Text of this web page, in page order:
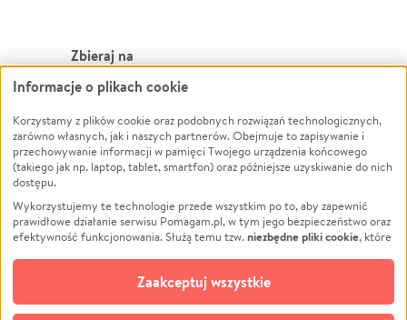
Zbieraj na
Leczenie
Zwierzęta
Pożar
Ukraina
Pomoc Finansowa
Projekty
Pogrzeb
Społeczność lokalna
Kultura
Powódź
Wichura
NGO
Edukacja
Podróż
Impreza
Ochrona środowiska
Biznes
Informacje o plikach cookie
Korzystamy z plików cookie oraz podobnych rozwiązań technologicznych,
zarówno własnych, jak i naszych partnerów. Obejmuje to zapisywanie i
przechowywanie informacji w pamięci Twojego urządzenia końcowego
(takiego jak np. laptop, tablet, smartfon) oraz późniejsze uzyskiwanie do nich
dostępu.
Wykorzystujemy te technologie przede wszystkim po to, aby zapewnić
prawidłowe działanie serwisu Pomagam.pl, w tym jego bezpieczeństwo oraz
efektywność funkcjonowania. Służą temu tzw.niezbędne pliki cookie, które
opcjonalnych plików cookie
technologii do celów analitycznych i retargetingowych. Możesz wyrazić
zgodę na ich stosowanie lub jej odmówić. W dowolnym momencie masz
Zaakceptuj wszystkie